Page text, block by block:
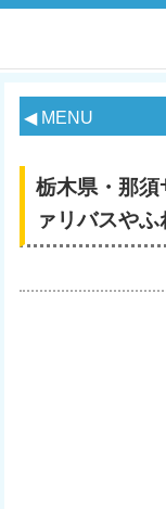
◀ MENU
栃木県・那須
ァリバスや